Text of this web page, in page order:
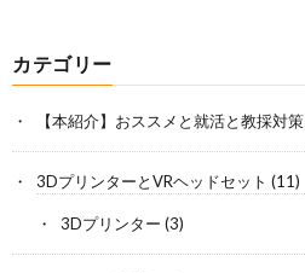
カテゴリー
【本紹介】おススメと就活と教採対策
3DプリンターとVRヘッドセット (11)
3Dプリンター (3)